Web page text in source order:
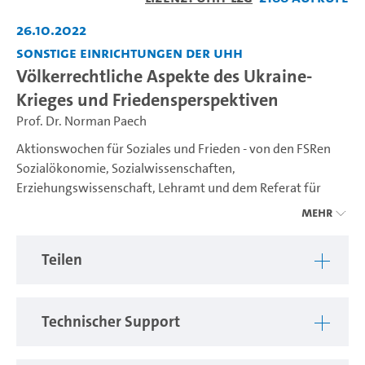
26.10.2022
Sonstige Einrichtungen der UHH
Völkerrechtliche Aspekte des Ukraine-
Krieges und Friedensperspektiven
Prof. Dr. Norman Paech
Aktionswochen für Soziales und Frieden - von den FSRen
Sozialökonomie, Sozialwissenschaften,
Erziehungswissenschaft, Lehramt und dem Referat für
Geschlechter vor der Geißel des Krieges zu bewahren“ und
Charta beinhaltet dafür ein striktes Gewaltverbot in den
Mehr
Teilen
Technischer Support